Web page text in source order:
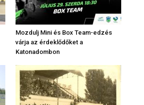
Mozdulj Mini és Box Team-edzés
várja az érdeklődőket a
Katonadombon